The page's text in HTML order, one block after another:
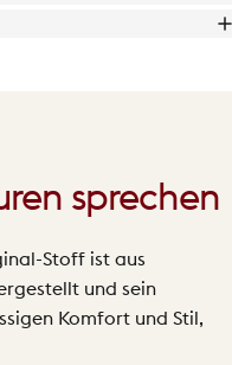
sprechen
Stoff ist aus
und sein
Komfort und Stil,